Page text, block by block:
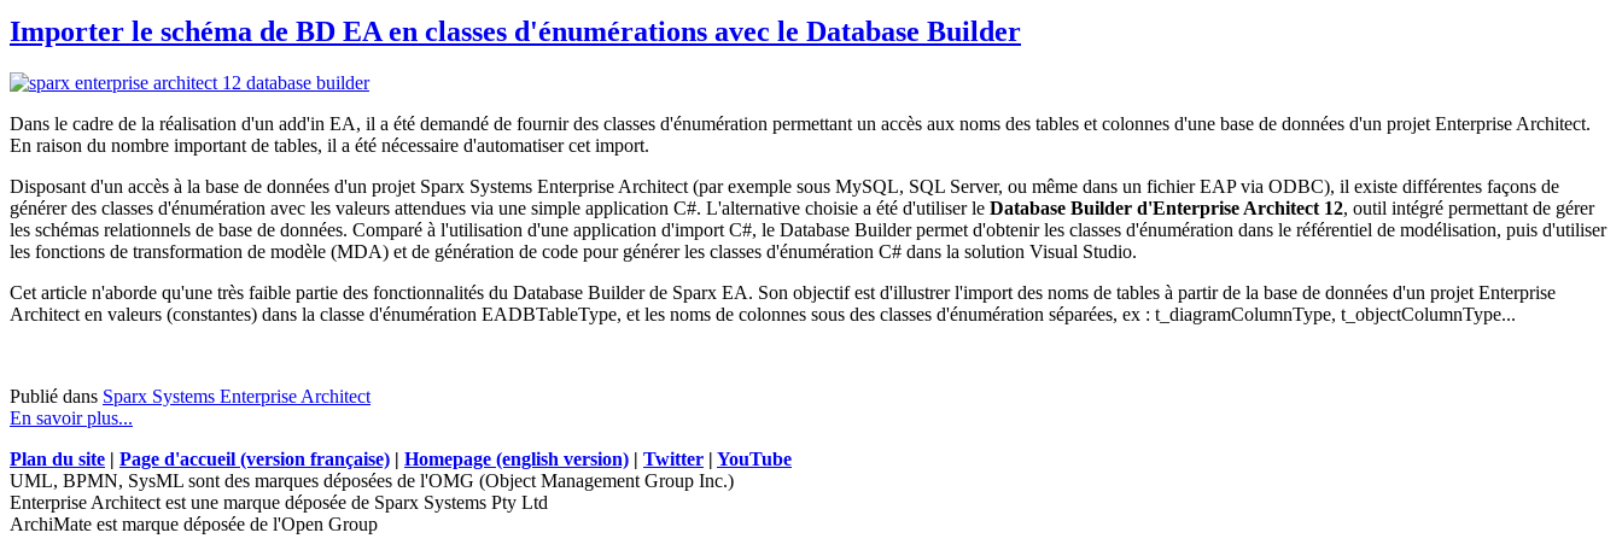
Importer le schéma de BD EA en classes d'énumérations avec le Database Builder
Dans le cadre de la réalisation d'un add'in EA, il a été demandé de fournir des classes d'énumération permettant un accès aux noms des tables et colonnes d'une base de données d'un projet Enterprise Architect.
En raison du nombre important de tables, il a été nécessaire d'automatiser cet import.
Disposant d'un accès à la base de données d'un projet Sparx Systems Enterprise Architect (par exemple sous MySQL, SQL Server, ou même dans un fichier EAP via ODBC), il existe différentes façons de
générer des classes d'énumération avec les valeurs attendues via une simple application C#. L'alternative choisie a été d'utiliser le Database Builder d'Enterprise Architect 12, outil intégré permettant de gérer
les schémas relationnels de base de données. Comparé à l'utilisation d'une application d'import C#, le Database Builder permet d'obtenir les classes d'énumération dans le référentiel de modélisation, puis d'utiliser
les fonctions de transformation de modèle (MDA) et de génération de code pour générer les classes d'énumération C# dans la solution Visual Studio.
Cet article n'aborde qu'une très faible partie des fonctionnalités du Database Builder de Sparx EA. Son objectif est d'illustrer l'import des noms de tables à partir de la base de données d'un projet Enterprise
Architect en valeurs (constantes) dans la classe d'énumération EADBTableType, et les noms de colonnes sous des classes d'énumération séparées, ex : t_diagramColumnType, t_objectColumnType...
Publié dans Sparx Systems Enterprise Architect
En savoir plus...
Plan du site | Page d'accueil (version française) | Homepage (english version) | Twitter | YouTube
UML, BPMN, SysML sont des marques déposées de l'OMG (Object Management Group Inc.)
Enterprise Architect est une marque déposée de Sparx Systems Pty Ltd
ArchiMate est marque déposée de l'Open Group